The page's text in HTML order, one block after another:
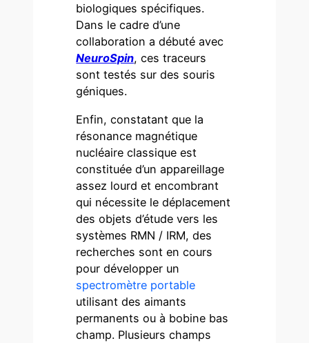
biologiques spécifiques.
Dans le cadre d’une
collaboration a débuté avec
NeuroSpin, ces traceurs
sont testés sur des souris
géniques.
Enfin, constatant que la
résonance magnétique
nucléaire classique est
constituée d’un appareillage
assez lourd et encombrant
qui nécessite le déplacement
des objets d’étude vers les
systèmes RMN / IRM, des
recherches sont en cours
pour développer un
spectromètre portable
utilisant des aimants
permanents ou à bobine bas
champ. Plusieurs champs